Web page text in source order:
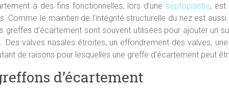
à des fins fonctionnelles, lors d’une septoplastie, est
Comme le maintien de l’intégrité structurelle du nez est
greffes d’écartement sont souvent utilisées pour ajouter un
Des valves nasales étroites, un effondrement des valves,
de raisons pour lesquelles une greffe d’écartement peut
d’écartement